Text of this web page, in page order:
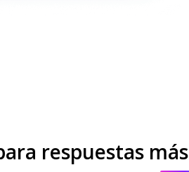
respuestas más